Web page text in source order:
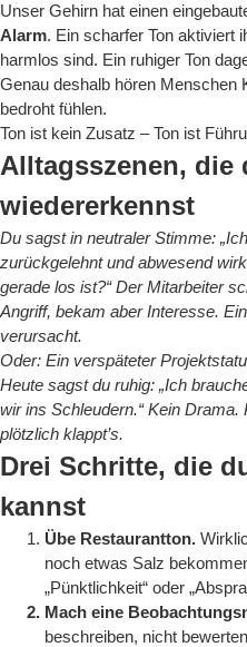
Unser Gehirn hat einen
Alarm. Ein scharfer Ton aktiviert
harmlos sind. Ein ruhiger Ton
Genau deshalb hören Menschen
bedroht fühlen.
Ton ist kein Zusatz – Ton ist
Alltagsszenen, die
wiedererkennst
Du sagst in neutraler Stimme:
zurückgelehnt und abwesend
gerade los ist?“ Der Mitarbeiter
Angriff, bekam aber Interesse.
verursacht.
Oder: Ein verspäteter
Heute sagst du ruhig: „Ich
wir ins Schleudern.“ Kein
plötzlich klappt’s.
Drei Schritte, die
kannst
Übe Restaurantton.
noch etwas Salz
„Pünktlichkeit“ oder
Mach eine
beschreiben, nicht